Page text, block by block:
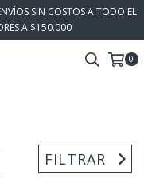
SIN COSTOS A TODO EL
A $150.000
0
FILTRAR